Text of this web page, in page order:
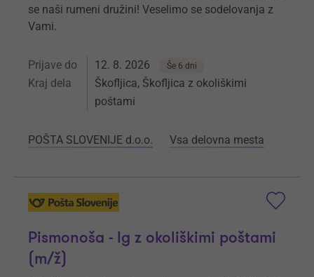
se naši rumeni družini! Veselimo se sodelovanja z
Vami.
Prijave do 12. 8. 2026 Še 6 dni
Kraj dela
Škofljica, Škofljica z okoliškimi
poštami
POŠTA SLOVENIJE d.o.o. Vsa delovna mesta
Pismonoša - Ig z okoliškimi poštami
(m/ž)